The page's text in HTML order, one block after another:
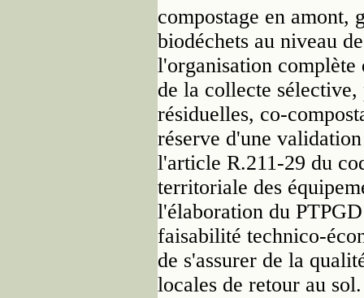
compostage en amont,
biodéchets au niveau
l'organisation complète
de la collecte
résiduelles, co-
réserve d'une
l'article R.211-29 du
territoriale des
l'élaboration du
faisabilité technico-
de s'assurer de la
locales de retour au sol.